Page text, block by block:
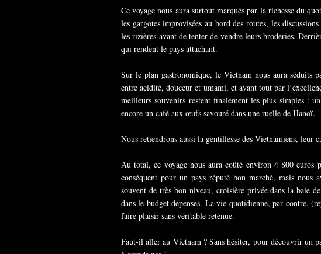
Ce voyage nous aura surtout marqués par la richesse du
les gargotes improvisées au bord des routes, les
les rizières avant de tenter de vendre leurs broderies.
qui rendent le pays attachant.
Sur le plan gastronomique, le Vietnam nous aura séduits
entre acidité, douceur et umami, et avant tout par
meilleurs souvenirs restent finalement les plus simples :
encore un café aux œufs savouré dans une ruelle de Hanoï.
Nous retiendrons aussi la gentillesse des Vietnamiens,
Au total, ce voyage nous aura coûté environ 4 800 euros
conséquent pour un pays réputé bon marché, mais nous
souvent de très bon niveau, croisière privée dans la baie
dans le budget dépenses. La vie quotidienne, par contre,
faire plaisir sans véritable retenue.
Faut-il aller au Vietnam ? Sans hésiter, pour découvrir un